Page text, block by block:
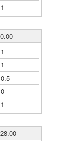
1
0.00
1
1
0.5
0
1
28.00